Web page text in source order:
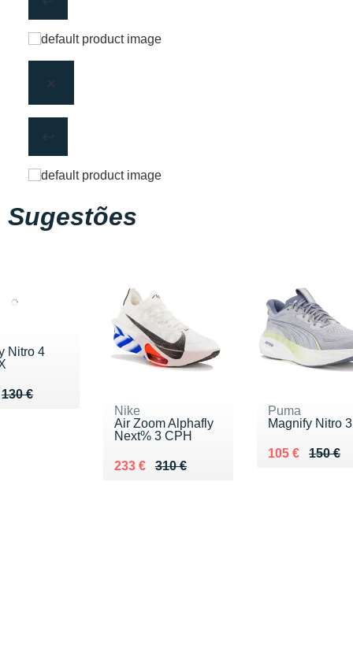
Sugestões
Nitro 4
130 €130 €
€
Nike
Air Zoom Alphafly
Next% 3 CPH
310 €
Au lieu de 310 €
233 €
Vendu 233 €
Puma
Magnify Nitro 3
150 €
Au lieu de
105 €
Vendu 105 €